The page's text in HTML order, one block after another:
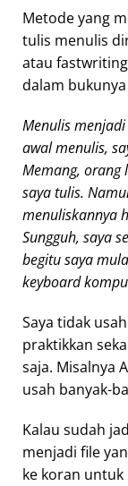
Metode yang
tulis menulis
atau
dalam
Menulis
awal menulis,
Memang, orang
saya tulis.
menuliskannya
Sungguh, saya
begitu saya
keyboard
Saya tidak
praktikkan
saja. Misalnya
usah banyak-
Kalau sudah
menjadi file
ke koran